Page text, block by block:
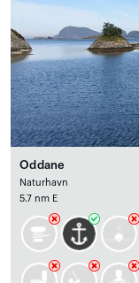
Oddane
Naturhavn
5.7 nm E